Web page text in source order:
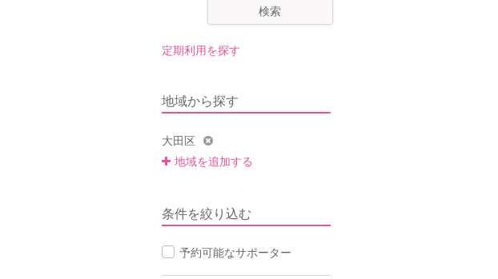
検索
定期利用を探す
地域から探す
大田区
地域を追加する
条件を絞り込む
予約可能なサポーター